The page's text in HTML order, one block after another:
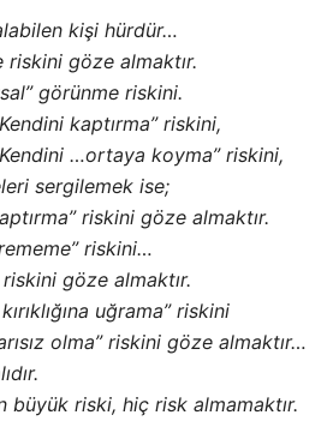
kişi hürdür…
riskini göze almaktır.
görünme riskini.
kaptırma” riskini,
…ortaya koyma” riskini,
sergilemek ise;
riskini göze almaktır.
riskini…
riskini göze almaktır.
uğrama” riskini
olma” riskini göze almaktır…
büyük riski, hiç risk almamaktır.